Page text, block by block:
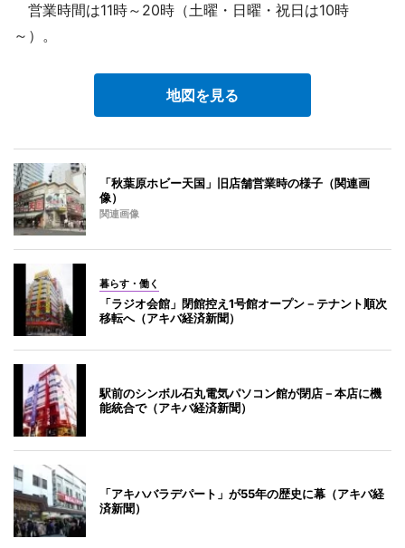
営業時間は11時～20時（土曜・日曜・祝日は10時
～）。
地図を見る
「秋葉原ホビー天国」旧店舗営業時の様子（関連画
像）
関連画像
暮らす・働く
「ラジオ会館」閉館控え1号館オープン－テナント順次
移転へ（アキバ経済新聞）
駅前のシンボル石丸電気パソコン館が閉店－本店に機
能統合で（アキバ経済新聞）
「アキハバラデパート」が55年の歴史に幕（アキバ経
済新聞）